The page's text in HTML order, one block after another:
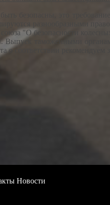
безопасны, это
разнообразными
"О безопасности
Выпуск таможенными
соответствии рекомендуем
Новости